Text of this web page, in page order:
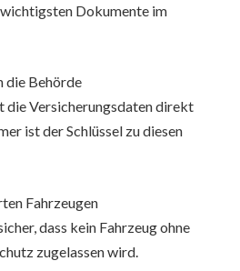
Dokumente im
die Behörde
die Versicherungsdaten direkt
ist der Schlüssel zu diesen
Fahrzeugen
dass kein Fahrzeug ohne
zugelassen wird.